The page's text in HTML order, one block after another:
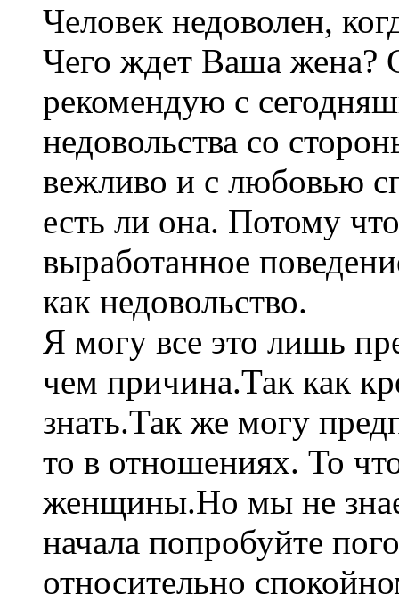
Человек недоволен,
Чего ждет Ваша жена?
рекомендую с
недовольства со
вежливо и с любовью
есть ли она. Потому
выработанное
как недовольство.
Я могу все это лишь
чем причина.Так как
знать.Так же могу
то в отношениях. То
женщины.Но мы не
начала попробуйте
относительно